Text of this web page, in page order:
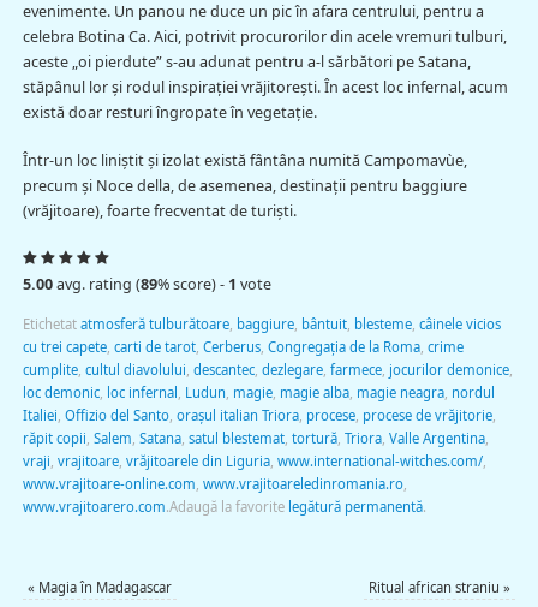
evenimente. Un panou ne duce un pic în afara centrului, pentru a
celebra Botina Ca. Aici, potrivit procurorilor din acele vremuri tulburi,
aceste „oi pierdute” s-au adunat pentru a-l sărbători pe Satana,
stăpânul lor şi rodul inspiraţiei vrăjitoreşti. În acest loc infernal, acum
există doar resturi îngropate în vegetaţie.
Într-un loc liniştit şi izolat există fântâna numită Campomavùe,
precum şi Noce della, de asemenea, destinaţii pentru baggiure
(vrăjitoare), foarte frecventat de turişti.
5.00avg. rating (89% score) - 1 vote
Etichetat atmosferă tulburătoare, baggiure, bântuit, blesteme, câinele vicios
cu trei capete, carti de tarot, Cerberus, Congregaţia de la Roma, crime
cumplite, cultul diavolului descantec, dezlegare, farmece, jocurilor demonice,
loc demonic, loc infernal Ludun magie, magie alba, magie neagra, nordul
Italiei Offizio del Santo, oraşul italian Triora, procese, procese de vrăjitorie,
răpit copii Salem Satana, satul blestemat, tortură, Triora, Valle Argentina,
vraji vrajitoare, vrăjitoarele din Liguria, www.international-witches.com/,
www.vrajitoare-online.com www.vrajitoareledinromania.ro,
www.vrajitoarero.com.Adaugă la favorite legătură permanentă.
« Magia în Madagascar Ritual african straniu»